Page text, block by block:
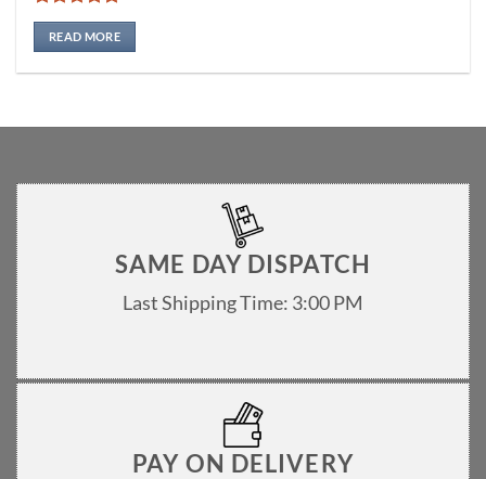
Rated4.75
out of 5
READ MORE
SAME DAY DISPATCH
Last Shipping Time: 3:00 PM
PAY ON DELIVERY